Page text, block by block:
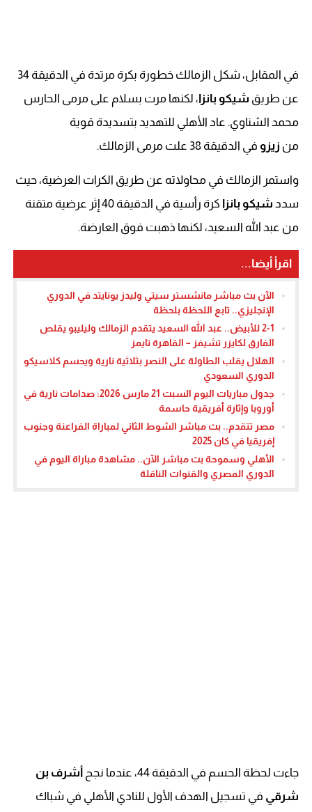
في المقابل، شكل الزمالك خطورة بكرة مرتدة في الدقيقة 34
عن طريق شيكو بانزا، لكنها مرت بسلام على مرمى الحارس
محمد الشناوي. عاد الأهلي للتهديد بتسديدة قوية
من زيزو في الدقيقة 38 علت مرمى الزمالك.
واستمر الزمالك في محاولاته عن طريق الكرات العرضية، حيث
سدد شيكو بانزا
كرة رأسية في الدقيقة 40 إثر عرضية متقنة
من عبد الله السعيد، لكنها ذهبت فوق العارضة.
اقرأ أيضا...
الآن بث مباشر مانشستر سيتي وليدز يونايتد في الدوري
الإنجليزي.. تابع اللحظة بلحظة
2-1 للأبيض.. عبد الله السعيد يتقدم الزمالك وليليبو يقلص
الفارق لكايزر تشيفز – القاهرة تايمز
الهلال يقلب الطاولة على النصر بثلاثية نارية ويحسم كلاسيكو
الدوري السعودي
جدول مباريات اليوم السبت 21 مارس 2026: صدامات نارية في
أوروبا وإثارة أفريقية حاسمة
مصر تتقدم.. بث مباشر الشوط الثاني لمباراة الفراعنة وجنوب
إفريقيا في كان 2025
الأهلي وسموحة بث مباشر الآن.. مشاهدة مباراة اليوم في
الدوري المصري والقنوات الناقلة
جاءت لحظة الحسم في الدقيقة 44، عندما نجح
أشرف بن
شرقي في تسجيل الهدف الأول للنادي الأهلي في شباك